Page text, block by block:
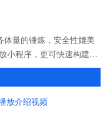
量的锤炼，安全性媲美
小程序，更可快速构建打
放介绍视频